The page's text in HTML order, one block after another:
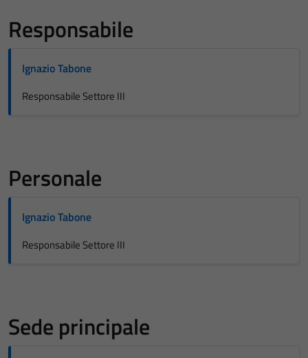
Responsabile
Ignazio Tabone
Responsabile Settore III
Personale
Ignazio Tabone
Responsabile Settore III
Sede principale